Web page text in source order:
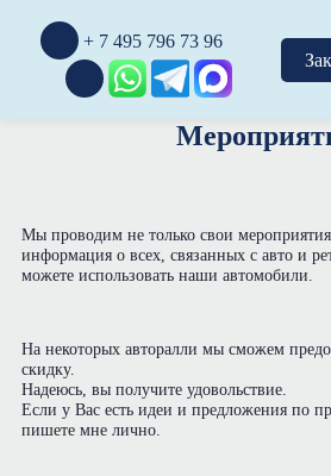
+ 7 495 796 73 96
Мы проводим не только свои
информация о всех, связанных с авто и
можете использовать наши автомобили.
На некоторых авторалли мы сможем
скидку.
Надеюсь, вы получите удовольствие.
Если у Вас есть идеи и предложения по
пишете мне лично.